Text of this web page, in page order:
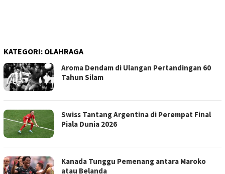
KATEGORI: OLAHRAGA
Aroma Dendam di Ulangan Pertandingan 60
Tahun Silam
Swiss Tantang Argentina di Perempat Final
Piala Dunia 2026
Kanada Tunggu Pemenang antara Maroko
atau Belanda